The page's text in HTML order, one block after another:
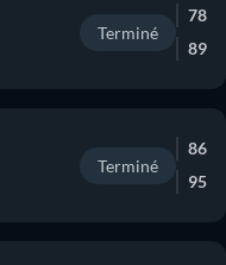
Terminé
78
89
Terminé
86
95